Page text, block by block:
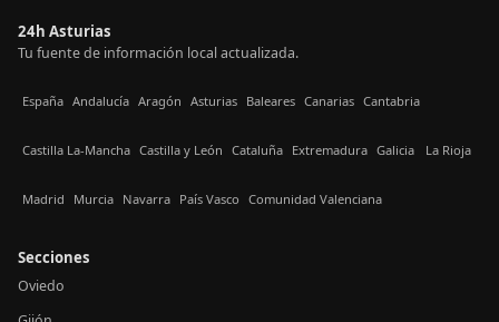
24h Asturias
Tu fuente de información local actualizada.
España Andalucía Aragón Asturias Baleares Canarias Cantabria
Castilla La-Mancha Castilla y León Cataluña Extremadura Galicia La Rioja
Madrid Murcia Navarra País Vasco Comunidad Valenciana
Secciones
Oviedo